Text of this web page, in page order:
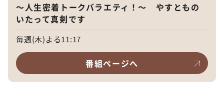
～人生密着トークバラエティ！～ やすともの
いたって真剣です
毎週(木)よる11:17
番組ページへ